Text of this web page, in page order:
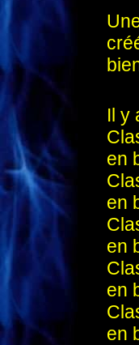
Il y
en
en
en
en
en